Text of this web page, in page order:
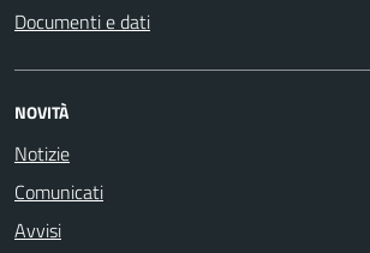
Documenti e dati
NOVITÀ
Notizie
Comunicati
Avvisi